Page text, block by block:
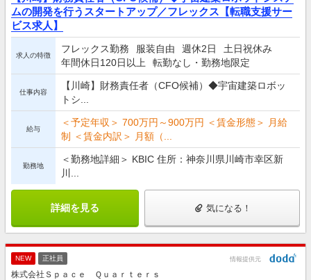
ムの開発を行うスタートアップ／フレックス【転職支援サー
ビス求人】
求人の特徴
フレックス勤務 服装自由 週休2日
土日祝休み
年間休日120日以上
転勤なし・勤務地限定
仕事内容
【川崎】財務責任者（CFO候補）◆宇宙建築ロボッ
トシ...
給与
＜予定年収＞ 700万円～900万円 ＜賃金形態＞ 月給
制 ＜賃金内訳＞ 月額（...
勤務地
＜勤務地詳細＞ KBIC 住所：神奈川県川崎市幸区新
川...
詳細を見る 気になる！
NEW 正社員 情報提供元
株式会社Ｓｐａｃｅ Ｑｕａｒｔｅｒｓ